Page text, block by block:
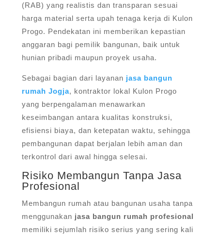
(RAB) yang realistis dan transparan sesuai
harga material serta upah tenaga kerja di Kulon
Progo. Pendekatan ini memberikan kepastian
anggaran bagi pemilik bangunan, baik untuk
hunian pribadi maupun proyek usaha.
Sebagai bagian dari layanan jasa bangun
rumah Jogja, kontraktor lokal Kulon Progo
yang berpengalaman menawarkan
keseimbangan antara kualitas konstruksi,
efisiensi biaya, dan ketepatan waktu, sehingga
pembangunan dapat berjalan lebih aman dan
terkontrol dari awal hingga selesai.
Risiko Membangun Tanpa Jasa
Profesional
Membangun rumah atau bangunan usaha tanpa
menggunakan jasa bangun rumah profesional
memiliki sejumlah risiko serius yang sering kali